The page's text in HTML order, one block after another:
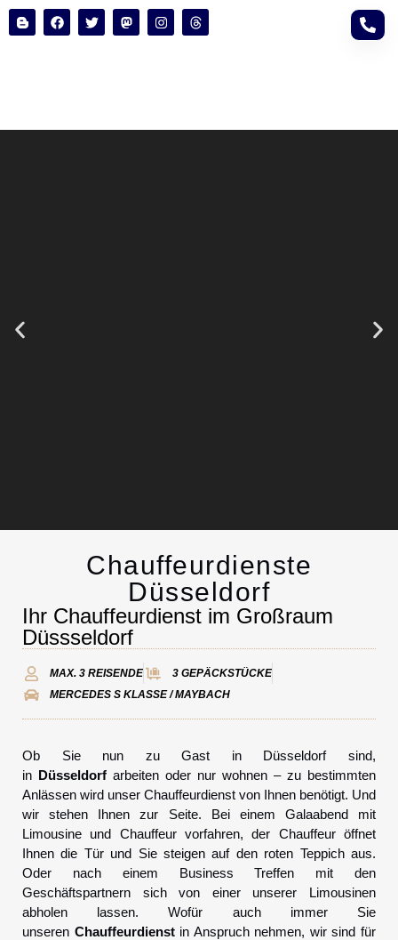
Chauffeurservice
Kontakt
Chauffeurdienste
Düsseldorf
Ihr Chauffeurdienst im Großraum
Düssseldorf
MAX. 3 REISENDE
3 GEPÄCKSTÜCKE
MERCEDES S KLASSE / MAYBACH
Ob Sie nun zu Gast in Düsseldorf sind,
in Düsseldorf arbeiten oder nur wohnen – zu bestimmten
Anlässen wird unser Chauffeurdienst von Ihnen benötigt. Und
wir stehen Ihnen zur Seite. Bei einem Galaabend mit
Limousine und Chauffeur vorfahren, der Chauffeur öffnet
Ihnen die Tür und Sie steigen auf den roten Teppich aus.
Oder nach einem Business Treffen mit den
Geschäftspartnern sich von einer unserer Limousinen
abholen lassen. Wofür auch immer Sie
unseren Chauffeurdienstin Anspruch nehmen, wir sind für